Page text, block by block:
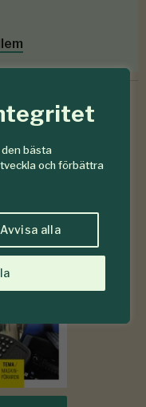
bästa
och förbättra
Avvisa alla
#6-7
2026